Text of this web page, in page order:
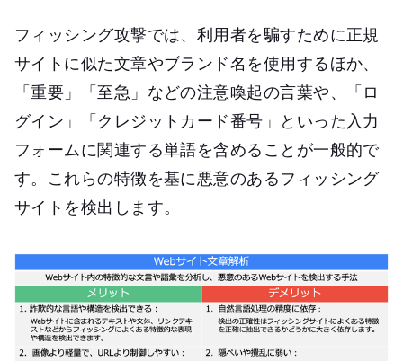
フィッシング攻撃では、利用者を騙すために正規
サイトに似た文章やブランド名を使用するほか、
「重要」「至急」などの注意喚起の言葉や、「ロ
グイン」「クレジットカード番号」といった入力
フォームに関連する単語を含めることが一般的で
す。これらの特徴を基に悪意のあるフィッシング
サイトを検出します。